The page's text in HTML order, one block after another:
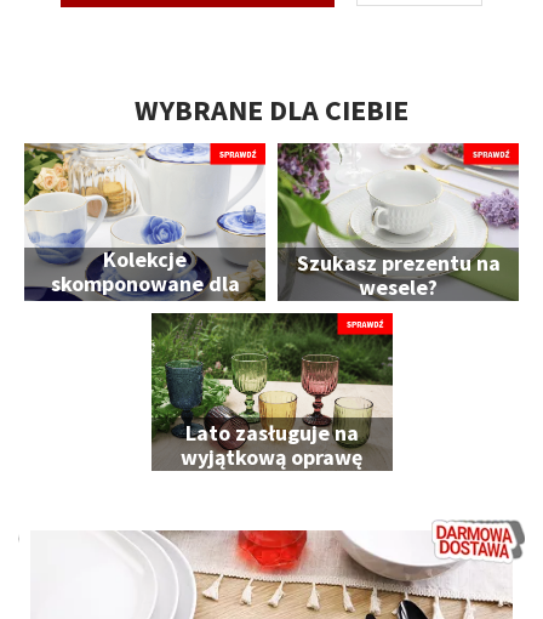
WYBRANE DLA CIEBIE
Kolekcje
skomponowane dla
Ciebie
Szukasz prezentu na
wesele?
Lato zasługuje na
wyjątkową oprawę